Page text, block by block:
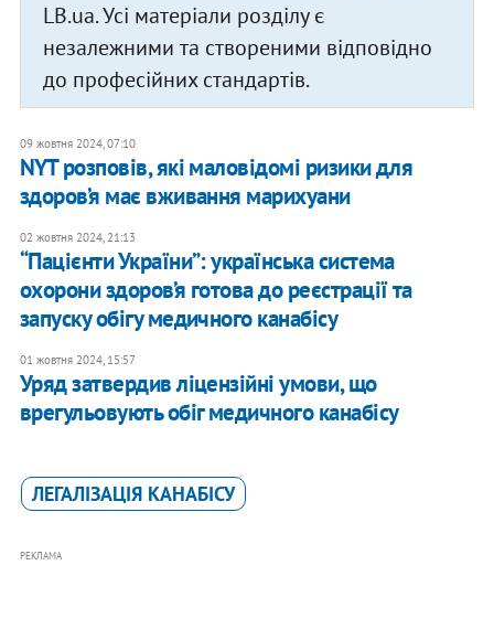
LB.ua. Усі матеріали розділу є
незалежними та створеними відповідно
до професійних стандартів.
09 жовтня 2024, 07:10
NYT розповів, які маловідомі ризики для
здоров’я має вживання марихуани
02 жовтня 2024, 21:13
“Пацієнти України”: українська система
охорони здоров’я готова до реєстрації та
запуску обігу медичного канабісу
01 жовтня 2024, 15:57
​Уряд затвердив ліцензійні умови, що
врегульовують обіг медичного канабісу
ЛЕГАЛІЗАЦІЯ КАНАБІСУ
РЕКЛАМА